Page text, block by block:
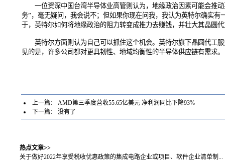
一位资深中国台湾半导体业高管则认为，地缘政治因素可能会推动
务”，毫无疑问，我会说不；但如果你现在问我，我认为英特尔确实
于，英特尔如何将地缘政治的阻力转变成推力去赚钱，并壮大其晶圆
英特尔方面则认为自己可以抓住这个机会。英特尔旗下晶圆代工服
见的是，许多公司都对更具韧性、地域均衡性的半导体供应链有需求。
上一篇： AMD第三季度营收55.65亿美元 净利润同比下降93%
下一篇： 没有了
热点文章>>
关于做好2022年享受税收优惠政策的集成电路企业或项目、软件企业清单制...